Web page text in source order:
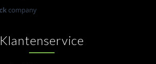
Klantenservice